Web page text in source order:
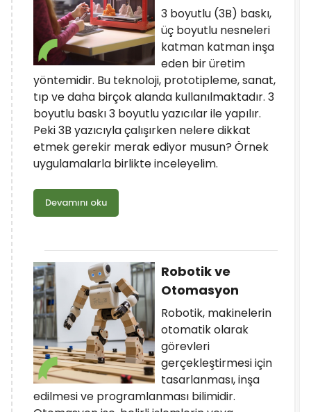
3 boyutlu (3B) baskı,
üç boyutlu nesneleri
katman katman inşa
eden bir üretim
yöntemidir. Bu teknoloji, prototipleme, sanat,
tıp ve daha birçok alanda kullanılmaktadır. 3
boyutlu baskı 3 boyutlu yazıcılar ile yapılır.
Peki 3B yazıcıyla çalışırken nelere dikkat
etmek gerekir merak ediyor musun? Örnek
uygulamalarla birlikte inceleyelim.
Devamını oku
Robotik ve
Otomasyon
Robotik, makinelerin
otomatik olarak
görevleri
gerçekleştirmesi için
tasarlanması, inşa
edilmesi ve programlanması bilimidir.